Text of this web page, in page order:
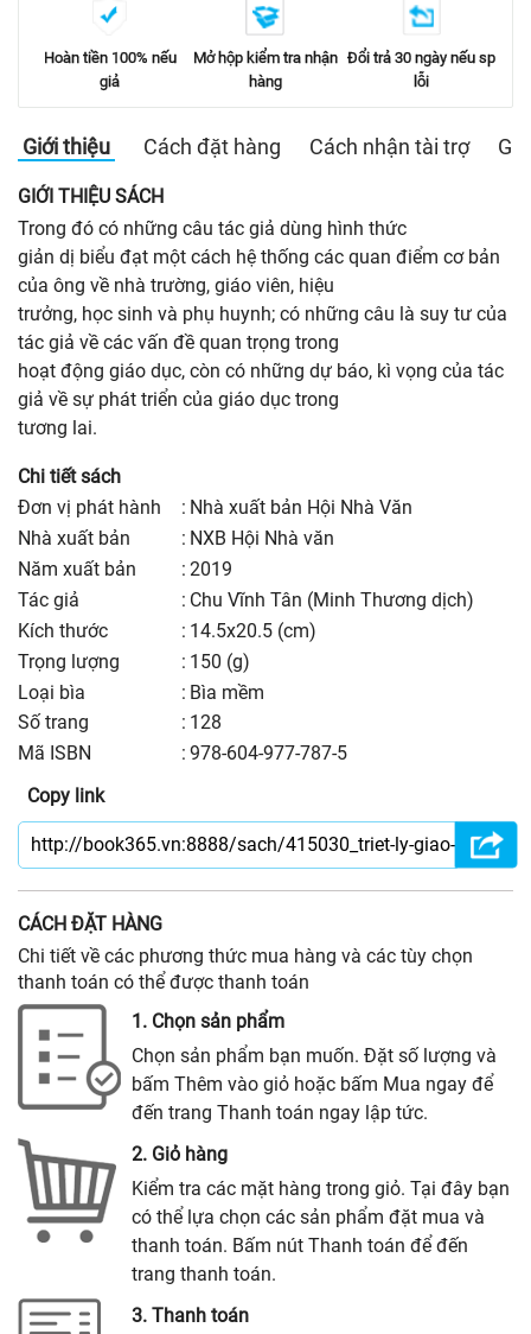
Hoàn tiền 100% nếu
giả
Mở hộp kiểm tra nhận
hàng
Đổi trả 30 ngày nếu sp
lỗi
Giới thiệu Cách đặt hàng Cách nhận tài trợ
GIỚI THIỆU SÁCH
Trong đó có những câu tác giả dùng hình thức
giản dị biểu đạt một cách hệ thống các quan điểm cơ bản
của ông về nhà trường, giáo viên, hiệu
trưởng, học sinh và phụ huynh; có những câu là suy tư của
tác giả về các vấn đề quan trọng trong
hoạt động giáo dục, còn có những dự báo, kì vọng của tác
giả về sự phát triển của giáo dục trong
tương lai.
Chi tiết sách
Đơn vị phát hành
: Nhà xuất bản Hội Nhà Văn
nhà xuất bản
: NXB Hội Nhà văn
năm xuất bản
: 2019
Tác giả
: Chu Vĩnh Tân (Minh Thương dịch)
kích thước
: 14.5x20.5 (cm)
trọng lượng
: 150 (g)
Loại bìa
: Bìa mềm
số trang
: 128
Mã ISBN
: 978-604-977-787-5
Copy link
CÁCH ĐẶT HÀNG
Chi tiết về các phương thức mua hàng và các tùy chọn
thanh toán có thể được thanh toán
1. Chọn sản phẩm
Chọn sản phẩm bạn muốn. Đặt số lượng và
bấm Thêm vào giỏ hoặc bấm Mua ngay để
đến trang Thanh toán ngay lập tức.
2. Giỏ hàng
Kiểm tra các mặt hàng trong giỏ. Tại đây bạn
có thể lựa chọn các sản phẩm đặt mua và
thanh toán. Bấm nút Thanh toán để đến
trang thanh toán.
3. Thanh toán